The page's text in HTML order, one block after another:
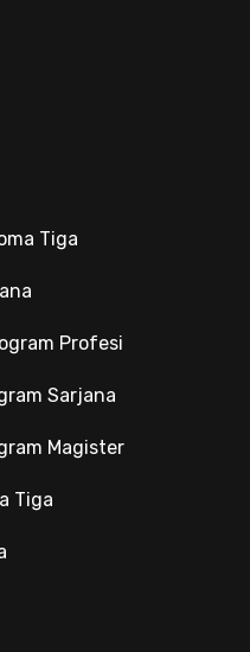
Tiga
Profesi
Sarjana
Magister
Tiga